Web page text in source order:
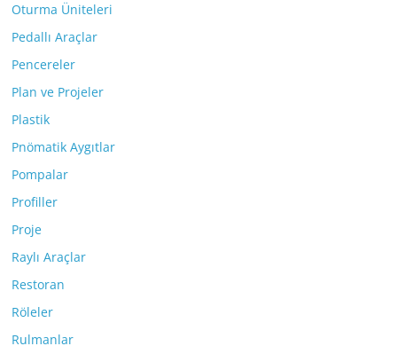
Oturma Üniteleri
Pedallı Araçlar
Pencereler
Plan ve Projeler
Plastik
Pnömatik Aygıtlar
Pompalar
Profiller
Proje
Raylı Araçlar
Restoran
Röleler
Rulmanlar